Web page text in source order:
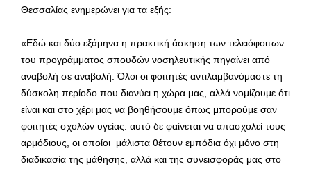
Θεσσαλίας ενημερώνει για τα εξής:
«Εδώ και δύο εξάμηνα η πρακτική άσκηση των τελειόφοιτων
του προγράμματος σπουδών νοσηλευτικής πηγαίνει από
αναβολή σε αναβολή. Όλοι οι φοιτητές αντιλαμβανόμαστε τη
δύσκολη περίοδο που διανύει η χώρα μας, αλλά νομίζουμε ότι
είναι και στο χέρι μας να βοηθήσουμε όπως μπορούμε σαν
φοιτητές σχολών υγείας. αυτό δε φαίνεται να απασχολεί τους
αρμόδιους, οι οποίοι μάλιστα θέτουν εμπόδια όχι μόνο στη
διαδικασία της μάθησης, αλλά και της συνεισφοράς μας στο